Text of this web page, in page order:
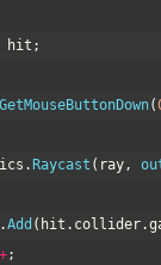
hit ;
GetMouseButtonDown(
. Raycast ( ray,
.Add ( hit . collider.
;